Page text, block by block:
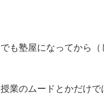
でも塾屋になってから（
授業のムードとかだけで